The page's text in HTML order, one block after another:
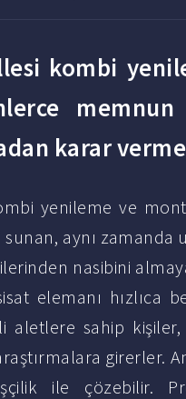
kombi
karar
yenileme ve
sunan, aynı zamanda
nasibini
elemanı
aletlere sahip kişiler,
girerler.
ile çözebilir.